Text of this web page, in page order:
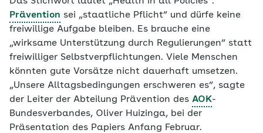
Prävention sei „staatliche Pflicht“ und dürfe keine
freiwillige Aufgabe bleiben. Es brauche eine
„wirksame Unterstützung durch Regulierungen“ statt
freiwilliger Selbstverpflichtungen. Viele Menschen
könnten gute Vorsätze nicht dauerhaft umsetzen.
„Unsere Alltagsbedingungen erschweren es“, sagte
der Leiter der Abteilung Prävention des AOK-
Bundesverbandes, Oliver Huizinga, bei der
Präsentation des Papiers Anfang Februar.